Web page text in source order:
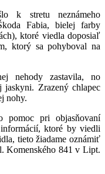
k stretu neznámeho
Fabia, bielej farby
ktoré viedla doposiaľ
ktorý sa pohyboval na
nehody zastavila, no
jaskyni. Zrazený chlapec
nohy.
pomoc pri objasňovaní
ktoré by viedli
tieto žiadame oznámiť
Komenského 841 v Lipt.